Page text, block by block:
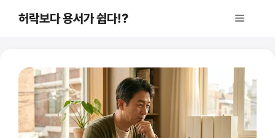
허락보다 용서가 쉽다!? 메